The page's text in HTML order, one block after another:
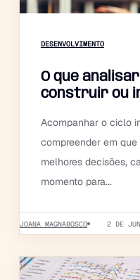
DESENVOLVIMENTO
O que
construir ou
Acompanhar o ciclo
compreender em
melhores decisões,
momento para...
JOANA MAGNABOSCO 2 DE